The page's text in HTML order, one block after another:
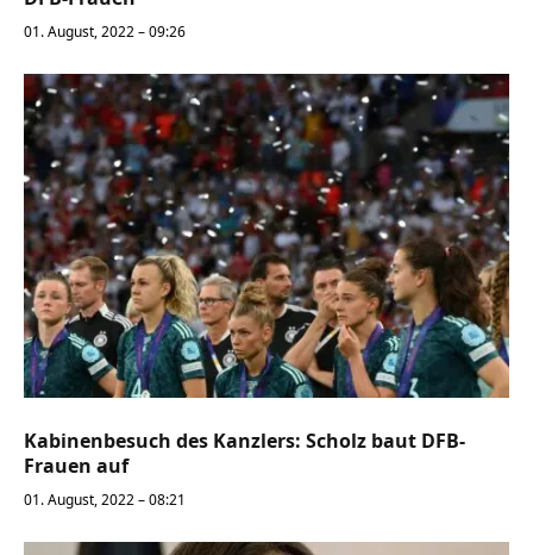
01. August, 2022 – 09:26
Kabinenbesuch des Kanzlers: Scholz baut DFB-
Frauen auf
01. August, 2022 – 08:21